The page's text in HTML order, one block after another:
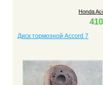
Honda
Диск тормозной Accord 7